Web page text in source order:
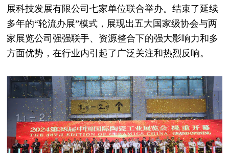
展科技发展有限公司七家单位联合举办。结束了延续
多年的“轮流办展”模式，展现出五大国家级协会与两
家展览公司强强联手、资源整合下的强大影响力和多
方面优势，在行业内引起了广泛关注和热烈反响。